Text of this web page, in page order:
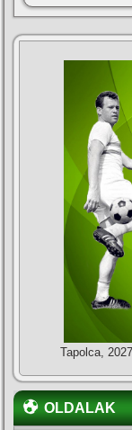
Tapolca,
OLDALAK